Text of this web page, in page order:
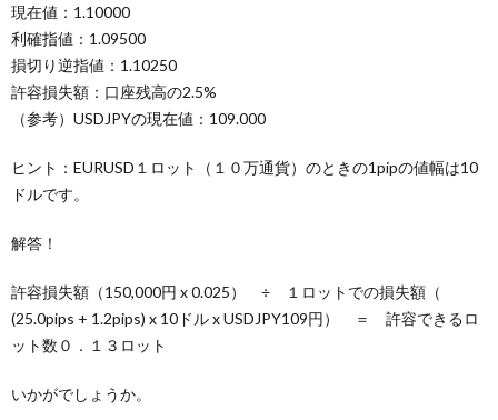
現在値：1.10000
利確指値：1.09500
損切り逆指値：1.10250
許容損失額：口座残高の2.5%
（参考）USDJPYの現在値：109.000
ヒント：EURUSD１ロット（１０万通貨）のときの1pipの値幅は10
ドルです。
解答！
許容損失額（150,000円 x 0.025） ÷ １ロットでの損失額（
(25.0pips + 1.2pips) x 10ドル x USDJPY109円） ＝ 許容できるロ
ット数０．１３ロット
いかがでしょうか。